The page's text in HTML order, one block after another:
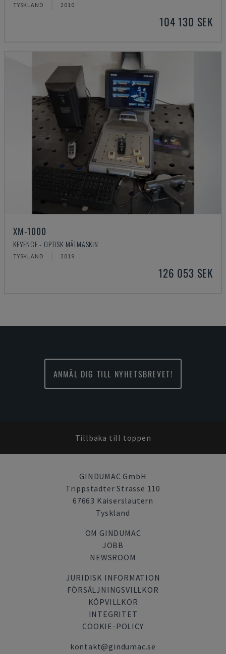
TYSKLAND 2010
104 130 SEK
XM-1000
KEYENCE - OPTISK MÄTMASKIN
TYSKLAND 2019
126 053 SEK
ANMÄL DIG TILL NYHETSBREVET!
Tillbaka till toppen
GINDUMAC GmbH
Trippstadter Strasse 110
67663 Kaiserslautern
Tyskland
OM GINDUMAC
JOBB
NEWSROOM
JURIDISK INFORMATION
FÖRSÄLJNINGSVILLKOR
KÖPVILLKOR
INTEGRITET
COOKIE-POLICY
kontakt@gindumac.se